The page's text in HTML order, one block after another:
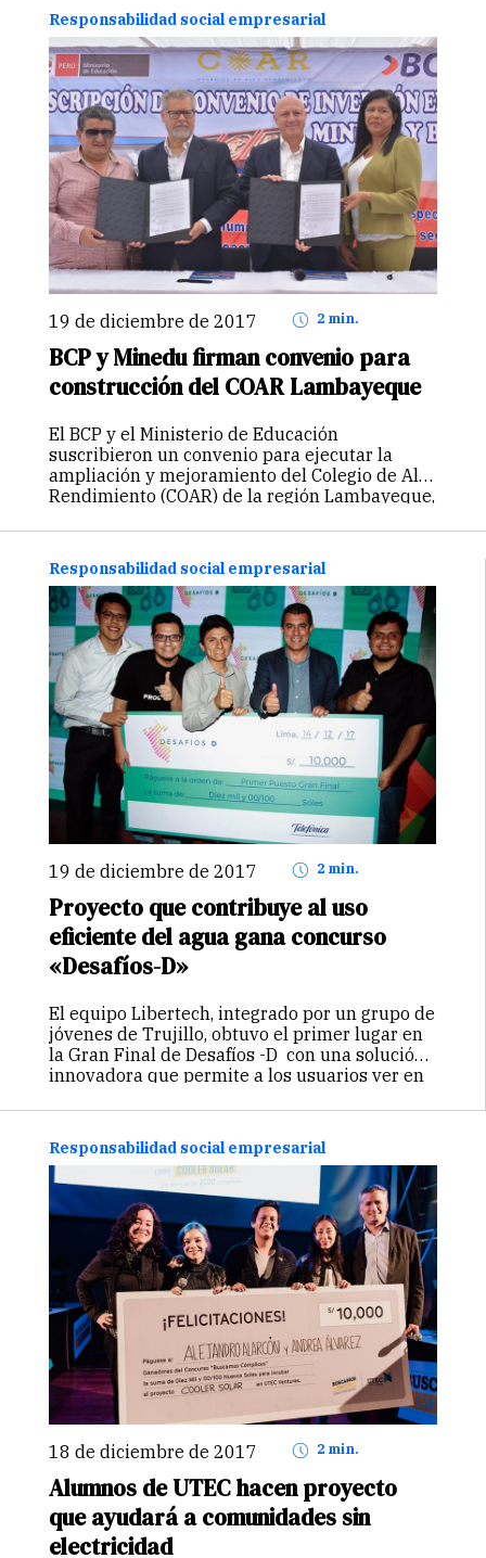
Responsabilidad social empresarial
19 de diciembre de 2017 2 min.
BCP y Minedu firman convenio para
construcción del COAR Lambayeque
El BCP y el Ministerio de Educación
suscribieron un convenio para ejecutar la
ampliación y mejoramiento del Colegio de Alto
Rendimiento (COAR) de la región Lambayeque,
Impuestos. En la firma participaron Henry
Harman Guerra,…
Continuar
Responsabilidad social empresarial
19 de diciembre de 2017 2 min.
Proyecto que contribuye al uso
eficiente del agua gana concurso
«Desafíos-D»
El equipo Libertech, integrado por un grupo de
jóvenes de Trujillo, obtuvo el primer lugar en
la Gran Final de Desafíos -D con una solución
innovadora que permite a los usuarios ver en
Responsabilidad social empresarial
18 de diciembre de 2017 2 min.
Alumnos de UTEC hacen proyecto
que ayudará a comunidades sin
electricidad